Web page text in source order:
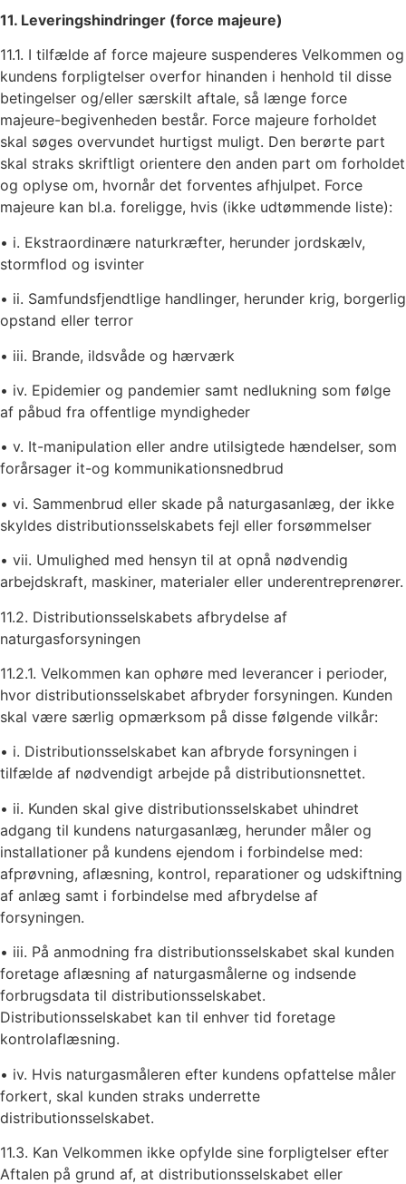
11. Leveringshindringer (force majeure)
11.1. I tilfælde af force majeure suspenderes Velkommen og
kundens forpligtelser overfor hinanden i henhold til disse
betingelser og/eller særskilt aftale, så længe force
majeure-begivenheden består. Force majeure forholdet
skal søges overvundet hurtigst muligt. Den berørte part
skal straks skriftligt orientere den anden part om forholdet
og oplyse om, hvornår det forventes afhjulpet. Force
majeure kan bl.a. foreligge, hvis (ikke udtømmende liste):
• i. Ekstraordinære naturkræfter, herunder jordskælv,
stormflod og isvinter
• ii. Samfundsfjendtlige handlinger, herunder krig, borgerlig
opstand eller terror
• iii. Brande, ildsvåde og hærværk
• iv. Epidemier og pandemier samt nedlukning som følge
af påbud fra offentlige myndigheder
• v. It-manipulation eller andre utilsigtede hændelser, som
forårsager it-og kommunikationsnedbrud
• vi. Sammenbrud eller skade på naturgasanlæg, der ikke
skyldes distributionsselskabets fejl eller forsømmelser
• vii. Umulighed med hensyn til at opnå nødvendig
arbejdskraft, maskiner, materialer eller underentreprenører.
11.2. Distributionsselskabets afbrydelse af
naturgasforsyningen
11.2.1. Velkommen kan ophøre med leverancer i perioder,
hvor distributionsselskabet afbryder forsyningen. Kunden
skal være særlig opmærksom på disse følgende vilkår:
• i. Distributionsselskabet kan afbryde forsyningen i
tilfælde af nødvendigt arbejde på distributionsnettet.
• ii. Kunden skal give distributionsselskabet uhindret
adgang til kundens naturgasanlæg, herunder måler og
installationer på kundens ejendom i forbindelse med:
afprøvning, aflæsning, kontrol, reparationer og udskiftning
af anlæg samt i forbindelse med afbrydelse af
forsyningen.
• iii. På anmodning fra distributionsselskabet skal kunden
foretage aflæsning af naturgasmålerne og indsende
forbrugsdata til distributionsselskabet.
Distributionsselskabet kan til enhver tid foretage
kontrolaflæsning.
• iv. Hvis naturgasmåleren efter kundens opfattelse måler
forkert, skal kunden straks underrette
distributionsselskabet.
11.3. Kan Velkommen ikke opfylde sine forpligtelser efter
Aftalen på grund af, at distributionsselskabet eller